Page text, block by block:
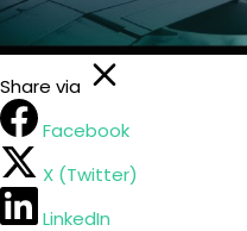
Share via
Facebook
X (Twitter)
LinkedIn